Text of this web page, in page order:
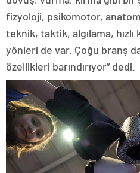
fizyoloji, psikomotor,
teknik, taktik, algılama,
yönleri de var. Çoğu branş
özellikleri barındırıyor” dedi.